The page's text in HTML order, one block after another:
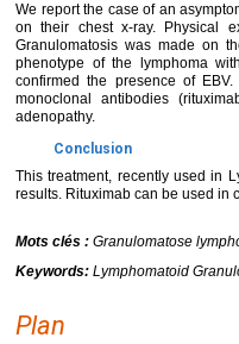
We report the case of an
on their chest x-ray. Physical
Granulomatosis was made on
phenotype of the lymphoma
confirmed the presence of
monoclonal antibodies
adenopathy.
Conclusion
This treatment, recently used in
results. Rituximab can be used in
Mots clés : Granulomatose
Keywords: Lymphomatoid
Plan